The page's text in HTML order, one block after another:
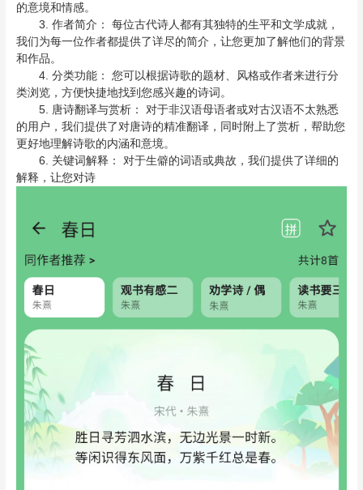
的意境和情感。
3. 作者简介： 每位古代诗人都有其独特的生平和文学成就，
我们为每一位作者都提供了详尽的简介，让您更加了解他们的背景
和作品。
4. 分类功能： 您可以根据诗歌的题材、风格或作者来进行分
类浏览，方便快捷地找到您感兴趣的诗词。
5. 唐诗翻译与赏析： 对于非汉语母语者或对古汉语不太熟悉
的用户，我们提供了对唐诗的精准翻译，同时附上了赏析，帮助您
更好地理解诗歌的内涵和意境。
6. 关键词解释： 对于生僻的词语或典故，我们提供了详细的
解释，让您对诗